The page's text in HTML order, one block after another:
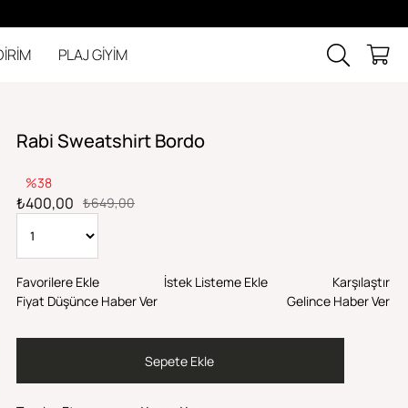
PLAJ GİYİM
Rabi Sweatshirt Bordo
38
₺649,00
₺400,00
Favorilere Ekle İstek Listeme Ekle
Karşılaştır
Fiyat Düşünce Haber Ver
Gelince Haber Ver